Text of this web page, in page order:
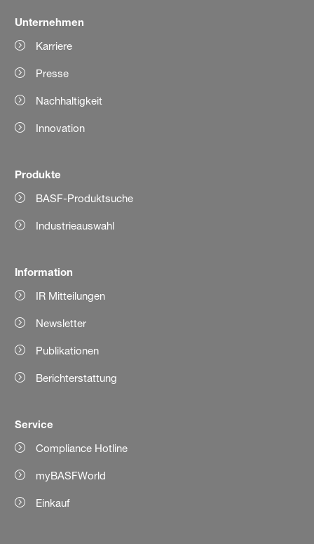
Unternehmen
Karriere
Presse
Nachhaltigkeit
Innovation
Produkte
BASF-Produktsuche
Industrieauswahl
Information
IR Mitteilungen
Newsletter
Publikationen
Berichterstattung
Service
Compliance Hotline
myBASFWorld
Einkauf